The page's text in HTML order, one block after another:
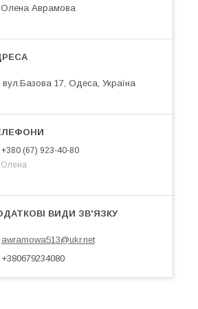
Олена Аврамова
вул.Базова 17, Одеса, Україна
+380 (67) 923-40-80
Олена
awramowa513@ukr.net
+380679234080